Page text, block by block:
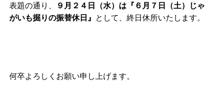
表題の通り、
９月２４日（水）は『６月７日（土）じゃ
がいも掘りの振替休日』 として、終日休所いたします。
何卒よろしくお願い申し上げます。